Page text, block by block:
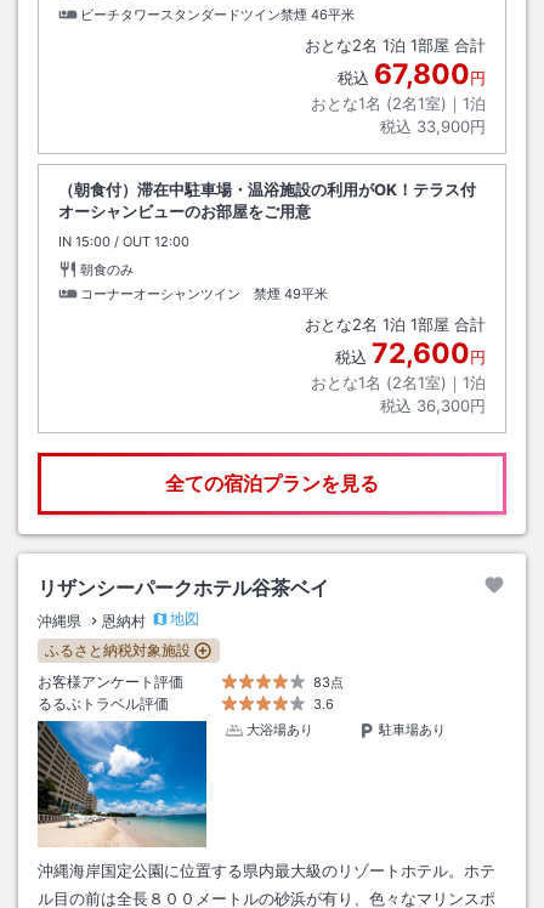
ビーチタワースタンダードツイン禁煙 46平米
おとな2名 1泊 1部屋 合計
税込 67,800円
おとな1名 (2名1室)｜ 1泊
税込 33,900円
（朝食付）滞在中駐車場・温浴施設の利用がOK！テラス付
オーシャンビューのお部屋をご用意
IN チェックイン
15:00 / OUT チェックアウト
12:00
朝食のみ
コーナーオーシャンツイン 禁煙 49平米
おとな2名 1泊 1部屋 合計
税込 72,600円
おとな1名 (2名1室)｜ 1泊
税込 36,300円
全ての宿泊プランを見る
リザンシーパークホテル谷茶ベイ
沖縄県 恩納村
地図
ふるさと納税対象施設
お客様アンケート評価
83点
るるぶトラベル評価
3.6
大浴場あり
駐車場あり
沖縄海岸国定公園に位置する県内最大級のリゾートホテル。ホテ
ル目の前は全長８００メートルの砂浜が有り、色々なマリンスポ